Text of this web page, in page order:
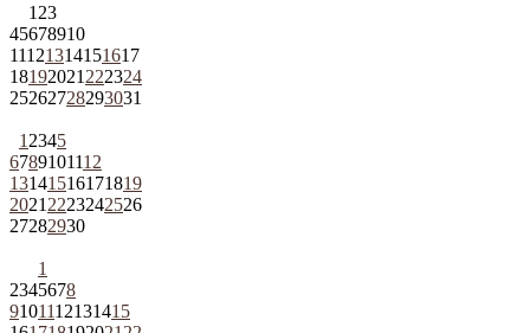
1 23
45678910
11121314151617
18192021 222324
25262728293031
1 2345
6789101112
13141516171819
2021 2223242526
27282930
1
2345678
9101112131415